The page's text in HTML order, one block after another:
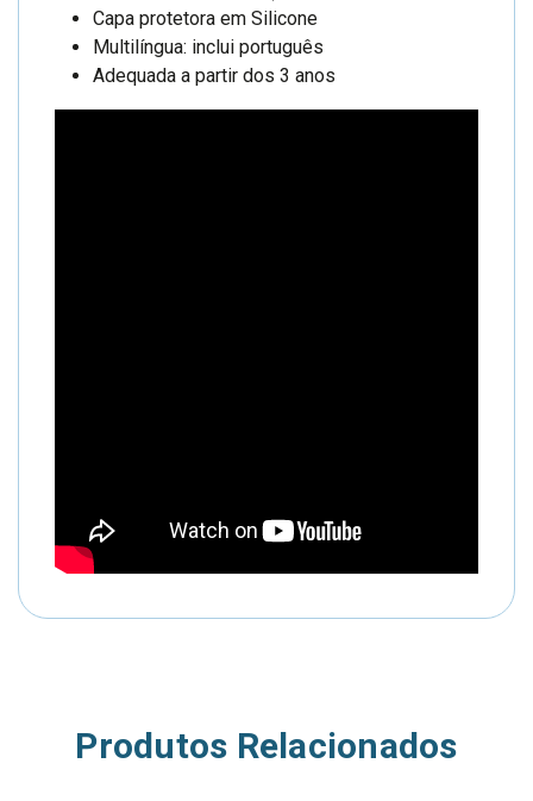
Capa protetora em Silicone
Multilíngua: inclui português
Adequada a partir dos 3 anos
Produtos Relacionados